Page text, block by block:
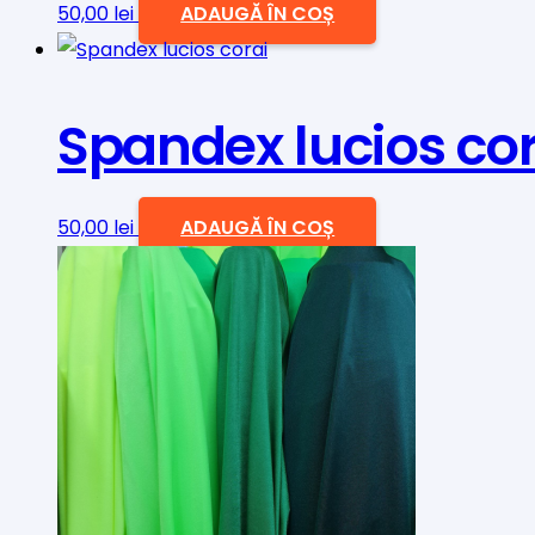
50,00 lei ADAUGĂ ÎN COȘ
Spandex lucios
50,00 lei ADAUGĂ ÎN COȘ